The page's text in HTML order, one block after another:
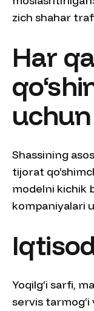
zich shahar
Har
Shassining
tijorat
modelni kichik
kompaniyalari
Yoqilg‘i sarfi,
servis